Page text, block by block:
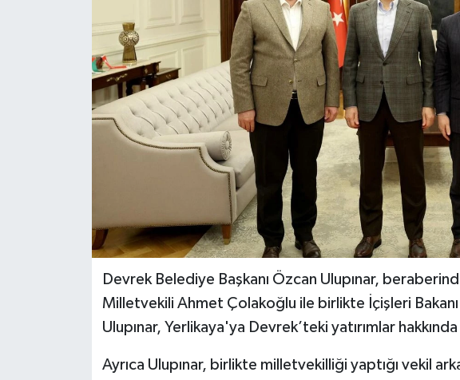
Devrek Belediye Başkanı Özcan Ulupınar,
Milletvekili Ahmet Çolakoğlu ile birlikte İçişleri
Ulupınar, Yerlikaya'ya Devrek’teki yatırımlar
Ayrıca Ulupınar, birlikte milletvekilliği yaptığı vekil